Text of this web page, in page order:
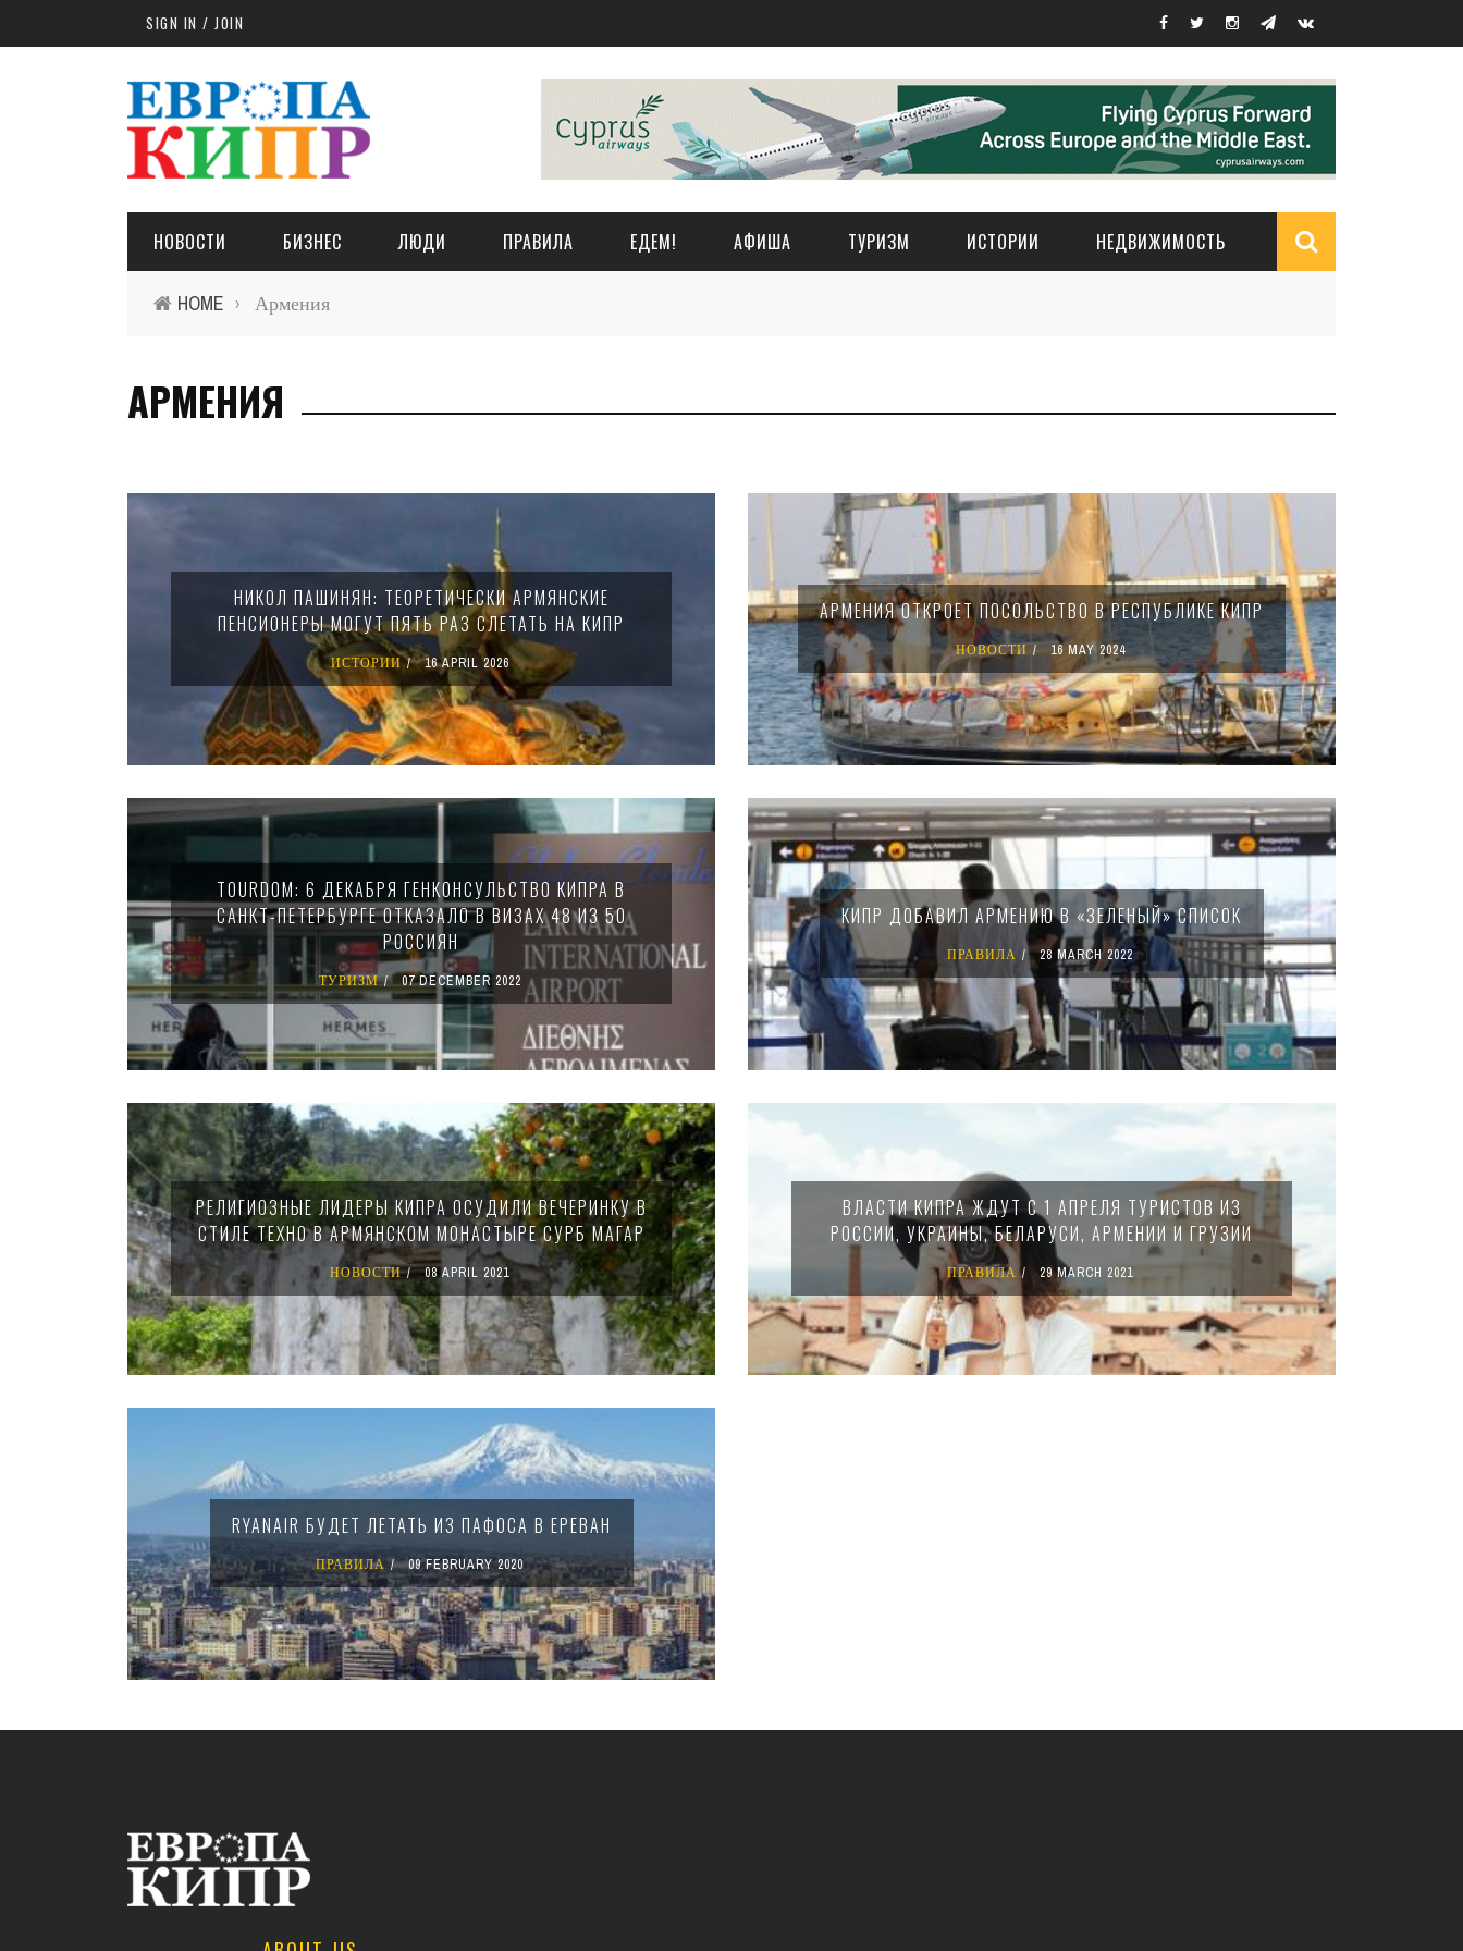
Skip to main contentSIGN IN / JOIN
НОВОСТИ БИЗНЕС ЛЮДИ ПРАВИЛА ЕДЕМ! АФИША ТУРИЗМ ИСТОРИИ НЕДВИЖИМОСТЬ
HOME › Армения
АРМЕНИЯ
НИКОЛ ПАШИНЯН: ТЕОРЕТИЧЕСКИ АРМЯНСКИЕ
ПЕНСИОНЕРЫ МОГУТ ПЯТЬ РАЗ СЛЕТАТЬ НА КИПР
ИСТОРИИ 16 APRIL 2026
АРМЕНИЯ ОТКРОЕТ ПОСОЛЬСТВО В РЕСПУБЛИКЕ КИПР
НОВОСТИ 16 MAY 2024
TOURDOM: 6 ДЕКАБРЯ ГЕНКОНСУЛЬСТВО КИПРА В
САНКТ-ПЕТЕРБУРГЕ ОТКАЗАЛО В ВИЗАХ 48 ИЗ 50
РОССИЯН
ТУРИЗМ 07 DECEMBER 2022
КИПР ДОБАВИЛ АРМЕНИЮ В «ЗЕЛЕНЫЙ» СПИСОК
ПРАВИЛА 28 MARCH 2022
РЕЛИГИОЗНЫЕ ЛИДЕРЫ КИПРА ОСУДИЛИ ВЕЧЕРИНКУ В
СТИЛЕ ТЕХНО В АРМЯНСКОМ МОНАСТЫРЕ СУРБ МАГАР
НОВОСТИ 08 APRIL 2021
ВЛАСТИ КИПРА ЖДУТ С 1 АПРЕЛЯ ТУРИСТОВ ИЗ
РОССИИ, УКРАИНЫ, БЕЛАРУСИ, АРМЕНИИ И ГРУЗИИ
ПРАВИЛА 29 MARCH 2021
RYANAIR БУДЕТ ЛЕТАТЬ ИЗ ПАФОСА В ЕРЕВАН
ПРАВИЛА 09 FEBRUARY 2020